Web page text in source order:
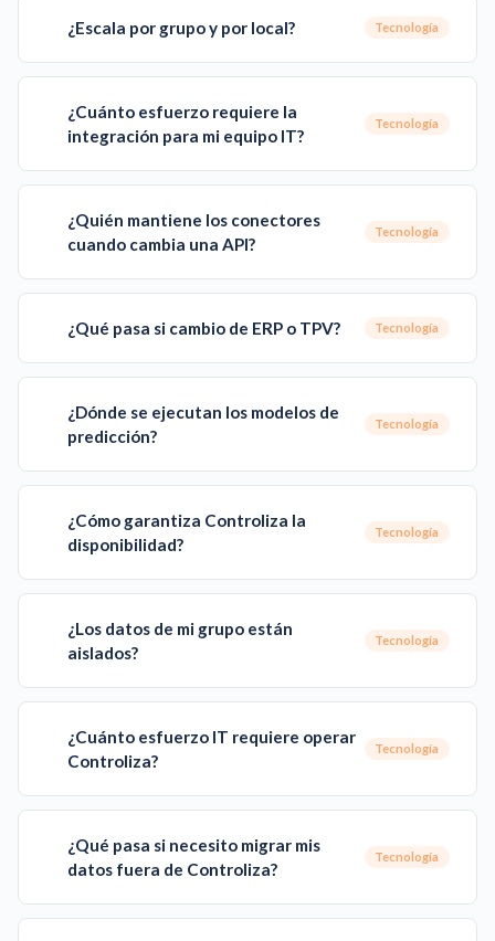
¿Escala por grupo y por local? Tecnología
¿Cuánto esfuerzo requiere la
integración para mi equipo IT?
Tecnología
¿Quién mantiene los conectores
cuando cambia una API?
Tecnología
¿Qué pasa si cambio de ERP o TPV? Tecnología
¿Dónde se ejecutan los modelos de
predicción?
Tecnología
¿Cómo garantiza Controliza la
disponibilidad?
Tecnología
¿Los datos de mi grupo están
aislados?
Tecnología
¿Cuánto esfuerzo IT requiere operar
Controliza?
Tecnología
¿Qué pasa si necesito migrar mis
datos fuera de Controliza?
Tecnología